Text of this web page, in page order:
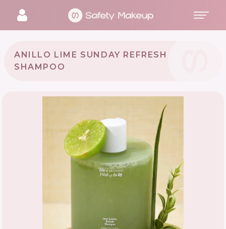
ANILLO LIME SUNDAY REFRESH
SHAMPOO